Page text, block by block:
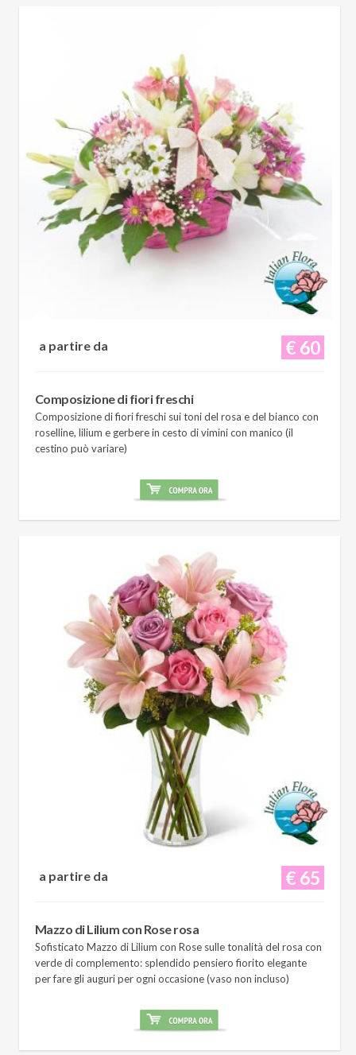
€ 60
a partire da
Composizione di fiori freschi
Composizione di fiori freschi sui toni del rosa e del bianco con
roselline, lilium e gerbere in cesto di vimini con manico (il
cestino può variare)
€ 65
a partire da
Mazzo di Lilium con Rose rosa
Sofisticato Mazzo di Lilium con Rose sulle tonalità del rosa con
verde di complemento: splendido pensiero fiorito elegante
per fare gli auguri per ogni occasione (vaso non incluso)